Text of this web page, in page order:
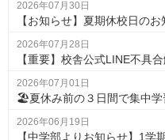
2026年07月30日
【お知らせ】夏期休校日のお
2026年07月28日
【重要】校舎公式LINE不具
2026年07月01日
🏖️夏休み前の３日間で集中
2026年06月19日
【中学部よりお知らせ】1学